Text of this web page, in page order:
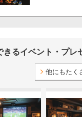
きるイベント・プレ
他にもたく